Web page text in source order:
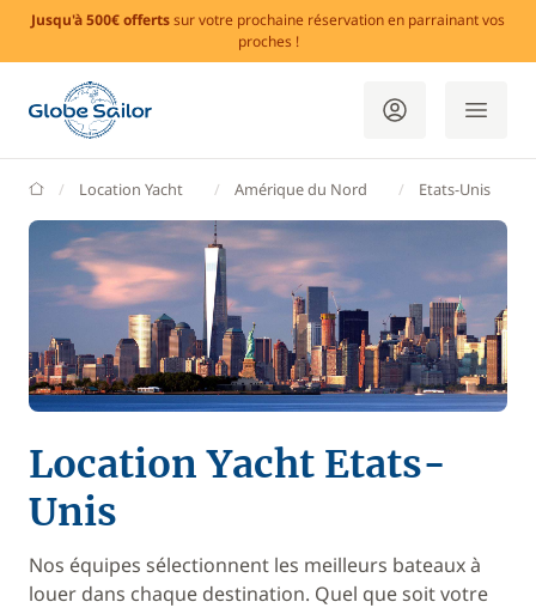
Jusqu'à 500€ offertssur votre prochaine réservation en parrainant vos
proches !
GlobeSailor
Location Yacht Amérique du Nord Etats-Unis
Location Yacht Etats-
Unis
Nos équipes sélectionnent les meilleurs bateaux à
louer dans chaque destination. Quel que soit votre